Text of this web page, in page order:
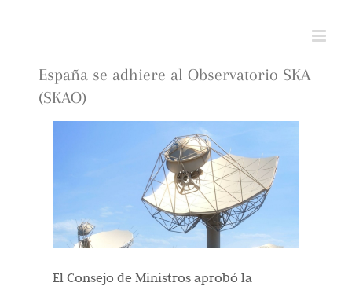
contenidoEspaña se adhiere al Observatorio SKA
(SKAO)
El Consejo de Ministros aprobó la